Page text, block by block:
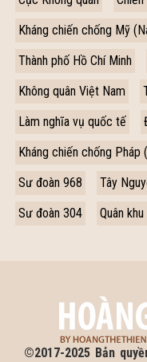
Kháng chiến chống Mỹ
Thành phố Hồ Chí Minh
Không quân Việt Nam
Làm nghĩa vụ quốc tế
Kháng chiến chống
Sư đoàn 968
Tây
Sư đoàn 304
Quân khu
©2017-2025 Bản